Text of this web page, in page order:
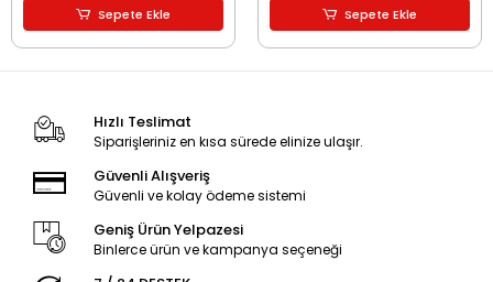
Sepete Ekle Sepete Ekle
Hızlı Teslimat
Siparişleriniz en kısa sürede elinize ulaşır.
Güvenli Alışveriş
Güvenli ve kolay ödeme sistemi
Geniş Ürün Yelpazesi
Binlerce ürün ve kampanya seçeneği